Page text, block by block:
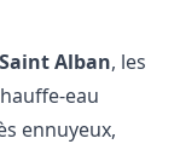
Saint Alban, les
eau
ennuyeux,